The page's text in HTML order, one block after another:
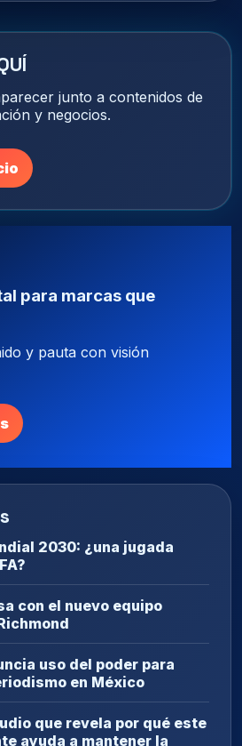
junto a contenidos de
y negocios.
para marcas que
y pauta con visión
2030: ¿una jugada
con el nuevo equipo
uso del poder para
en México
que revela por qué este
ayuda a mantener la